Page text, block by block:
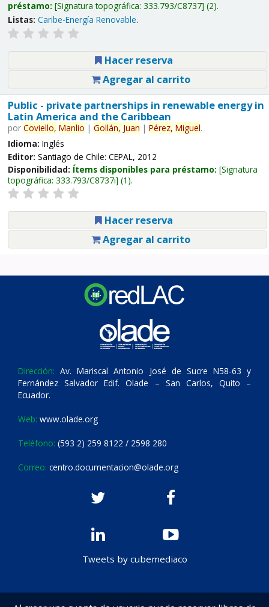
préstamo: Signatura topográfica: 333.793/C8737 (2).
Listas: Caribe-Energía Renovable.
Hacer reserva
Agregar al carrito
Public - private partnerships in renewable energy in
Latin America and the Caribbean
por Coviello, Manlio | Gollán, Juan | Pérez, Miguel.
Idioma: Inglés
Editor: Santiago de Chile: CEPAL, 2012
Disponibilidad: Ítems disponibles para préstamo: Signatura
topográfica: 333.793/C8737i (1).
Hacer reserva
Agregar al carrito
Dirección: Av. Mariscal Antonio José de Sucre N58-63 y
Fernández Salvador Edif. Olade – San Carlos, Quito –
Ecuador.
Web: www.olade.org
Teléfono: (593 2) 259 8122 / 2598 280
Correo: centro.documentacion@olade.org
Tweets by cubemediaco